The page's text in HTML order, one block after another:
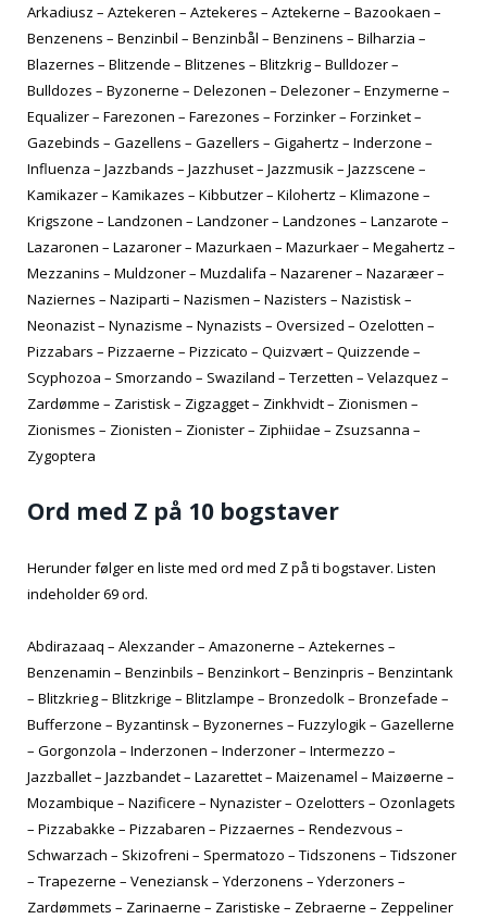
Arkadiusz – Aztekeren – Aztekeres – Aztekerne – Bazookaen –
Benzenens – Benzinbil – Benzinbål – Benzinens – Bilharzia –
Blazernes – Blitzende – Blitzenes – Blitzkrig – Bulldozer –
Bulldozes – Byzonerne – Delezonen – Delezoner – Enzymerne –
Equalizer – Farezonen – Farezones – Forzinker – Forzinket –
Gazebinds – Gazellens – Gazellers – Gigahertz – Inderzone –
Influenza – Jazzbands – Jazzhuset – Jazzmusik – Jazzscene –
Kamikazer – Kamikazes – Kibbutzer – Kilohertz – Klimazone –
Krigszone – Landzonen – Landzoner – Landzones – Lanzarote –
Lazaronen – Lazaroner – Mazurkaen – Mazurkaer – Megahertz –
Mezzanins – Muldzoner – Muzdalifa – Nazarener – Nazaræer –
Naziernes – Naziparti – Nazismen – Nazisters – Nazistisk –
Neonazist – Nynazisme – Nynazists – Oversized – Ozelotten –
Pizzabars – Pizzaerne – Pizzicato – Quizvært – Quizzende –
Scyphozoa – Smorzando – Swaziland – Terzetten – Velazquez –
Zardømme – Zaristisk – Zigzagget – Zinkhvidt – Zionismen –
Zionismes – Zionisten – Zionister – Ziphiidae – Zsuzsanna –
Zygoptera
Ord med Z på 10 bogstaver
Herunder følger en liste med ord med Z på ti bogstaver. Listen
indeholder 69 ord.
Abdirazaaq – Alexzander – Amazonerne – Aztekernes –
Benzenamin – Benzinbils – Benzinkort – Benzinpris – Benzintank
– Blitzkrieg – Blitzkrige – Blitzlampe – Bronzedolk – Bronzefade –
Bufferzone – Byzantinsk – Byzonernes – Fuzzylogik – Gazellerne
– Gorgonzola – Inderzonen – Inderzoner – Intermezzo –
Jazzballet – Jazzbandet – Lazarettet – Maizenamel – Maizøerne –
Mozambique – Nazificere – Nynazister – Ozelotters – Ozonlagets
– Pizzabakke – Pizzabaren – Pizzaernes – Rendezvous –
Schwarzach – Skizofreni – Spermatozo – Tidszonens – Tidszoner
– Trapezerne – Veneziansk – Yderzonens – Yderzoners –
Zardømmets – Zarinaerne – Zaristiske – Zebraerne – Zeppeliner